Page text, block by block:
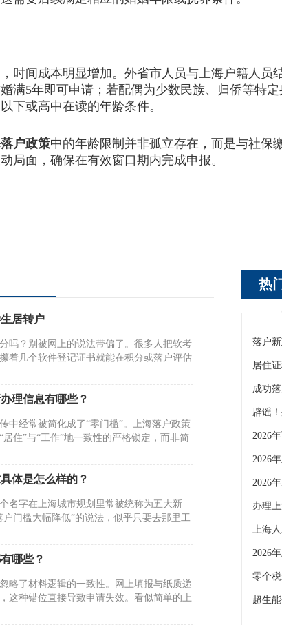
间成本明显增加。外省市人员与上海户籍人员
满5年即可申请；若配偶为少数民族、归侨等特
下或高中在读的年龄条件。
户政策中的年龄限制并非孤立存在，而是与社保
局面，确保在有效窗口期内完成申报。
居转户
吗？别被网上的说法带偏了。很多人把软考
着几个软件登记证书就能在积分或落户评估
理信息有哪些？
中经常被简化成了“零门槛”。上海落户政策
住”与“工作”地一致性的严格锁定，而非简
体是怎么样的？
名字在上海城市规划里常被统称为五大新
门槛大幅降低”的说法，似乎只要去那里工
哪些？
略了材料逻辑的一致性。网上填报与纸质递
这种错位直接导致申请失效。看似简单的上
热
落户
居住
2026
2026
办理
上海
2026
零个